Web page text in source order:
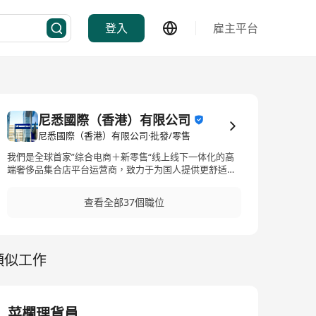
登入 雇主平台
尼悉國際（香港）有限公司
尼悉國際（香港）有限公司·批發/零售
我們是全球首家”综合电商＋新零售“线上线下一体化的高
端奢侈品集合店平台运营商，致力于为国人提供更舒适的
家产品竞争优势，授权GUCCI， MIUMIU，CELINE,
DIOR，PRADA，YSL，BURBERRY，MCM等多家奢侈品牌
查看全部37個職位
似工作